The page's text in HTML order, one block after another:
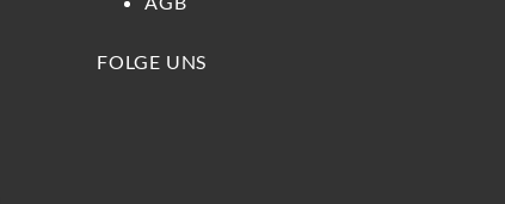
FOLGE UNS